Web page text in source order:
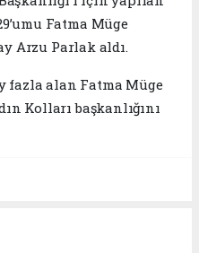
Fatma Müge
Arzu Parlak aldı.
fazla alan Fatma Müge
Kolları başkanlığını